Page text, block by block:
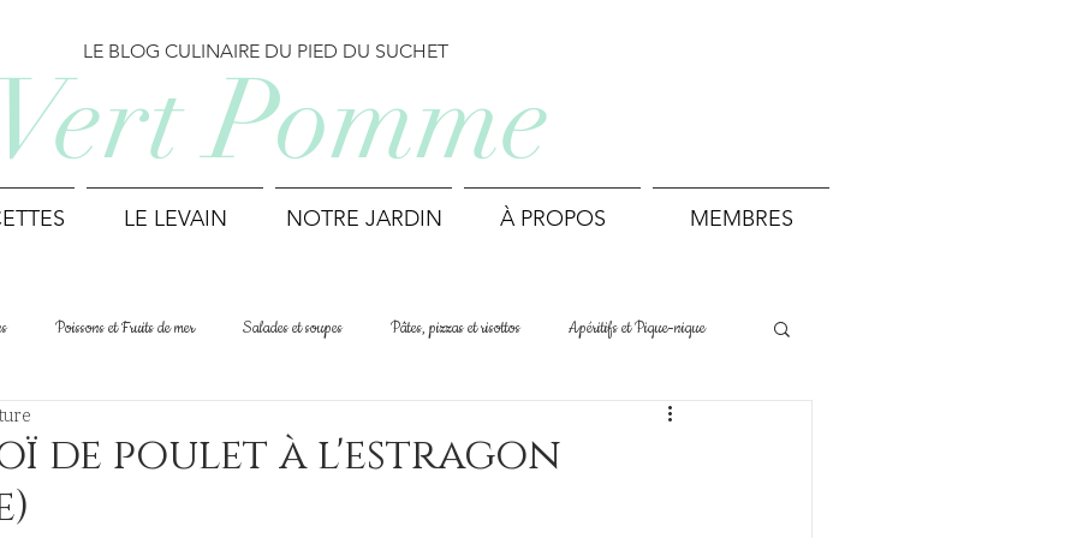
Pomme
LE LEVAIN NOTRE JARDIN À PROPOS MEMBRES
LE BLOG CULINAIRE DU PIED DU SUCHET
Poissons et Fruits de mer Salades et soupes Pâtes, pizzas et risottos Apéritifs et Pique-nique
Déjeuner et Brunch
de poulet à l'estragon